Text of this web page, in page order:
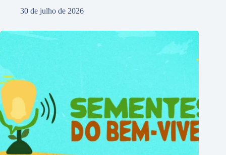
30 de julho de 2026